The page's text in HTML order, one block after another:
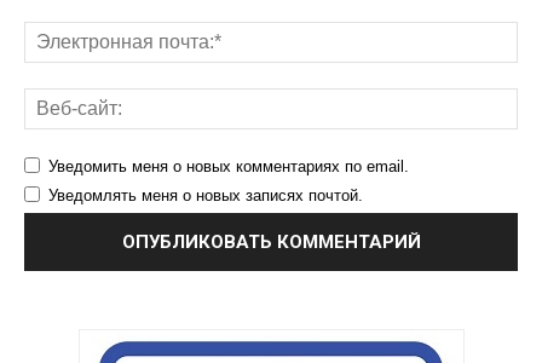
Уведомить меня о новых комментариях по email.
Уведомлять меня о новых записях почтой.